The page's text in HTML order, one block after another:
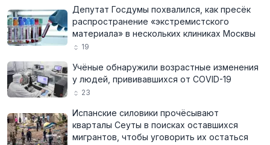
Депутат Госдумы похвалился, как пресёк
распространение «экстремистского
материала» в нескольких клиниках Москвы
19
Учёные обнаружили возрастные изменения
у людей, прививавшихся от COVID-19
23
Испанские силовики прочёсывают
кварталы Сеуты в поисках оставшихся
мигрантов, чтобы уговорить их остаться